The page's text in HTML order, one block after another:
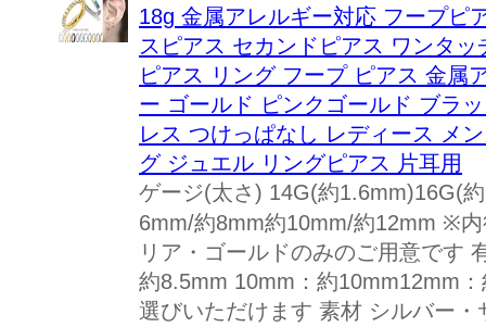
18g 金属アレルギー対応 フープピ
スピアス セカンドピアス ワンタ
ピアス リング フープ ピアス 金属
ー ゴールド ピンクゴールド ブラ
レス つけっぱなし レディース メ
グ ジュエル リングピアス 片耳用
ゲージ(太さ) 14G(約1.6mm)16G(
6mm/約8mm約10mm/約12mm ※
リア・ゴールドのみのご用意です
約8.5mm 10mm：約10mm12mm
選びいただけます 素材 シルバー